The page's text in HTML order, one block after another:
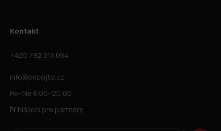
Kontakt
+420 792 315 084
info@pripojto.cz
Po–Ne 8:00–20:00
Přihlášení pro partnery